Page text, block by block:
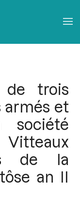
de trois
armés et
société
de la
an II